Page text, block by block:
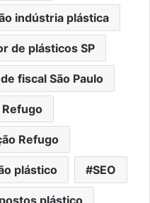
indústria plástica
de plásticos SP
fiscal São Paulo
Refugo
plástico SEO